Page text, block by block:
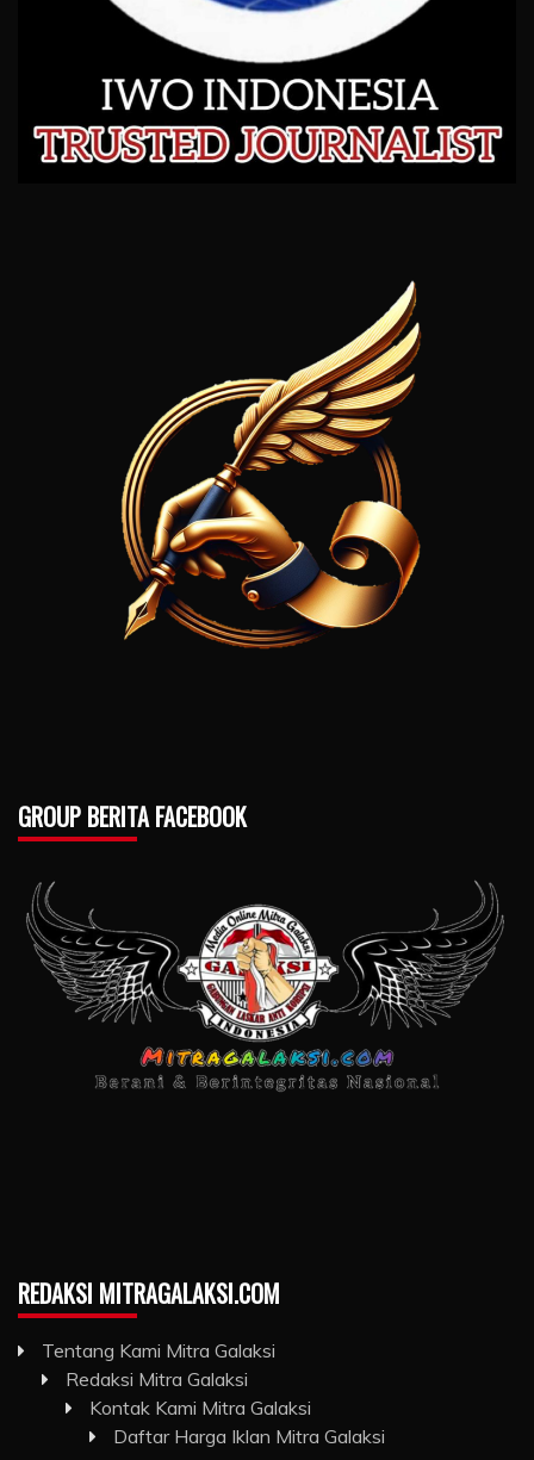
GROUP BERITA FACEBOOK
REDAKSI MITRAGALAKSI.COM
Tentang Kami Mitra Galaksi
Redaksi Mitra Galaksi
Kontak Kami Mitra Galaksi
Daftar Harga Iklan Mitra Galaksi